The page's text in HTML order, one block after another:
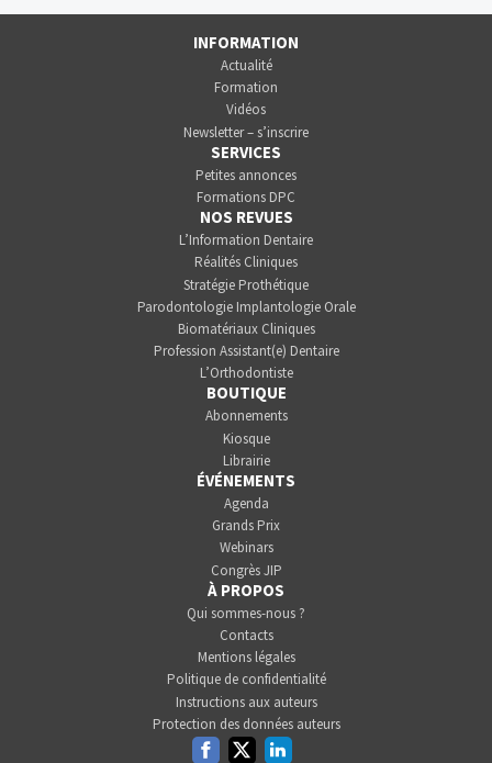
INFORMATION
Actualité
Formation
Vidéos
Newsletter – s’inscrire
SERVICES
Petites annonces
Formations DPC
NOS REVUES
L’Information Dentaire
Réalités Cliniques
Stratégie Prothétique
Parodontologie Implantologie Orale
Biomatériaux Cliniques
Profession Assistant(e) Dentaire
L’Orthodontiste
BOUTIQUE
Abonnements
Kiosque
Librairie
ÉVÉNEMENTS
Agenda
Grands Prix
Webinars
Congrès JIP
À PROPOS
Qui sommes-nous ?
Contacts
Mentions légales
Politique de confidentialité
Instructions aux auteurs
Protection des données auteurs
FacebookTwitterLinkedin